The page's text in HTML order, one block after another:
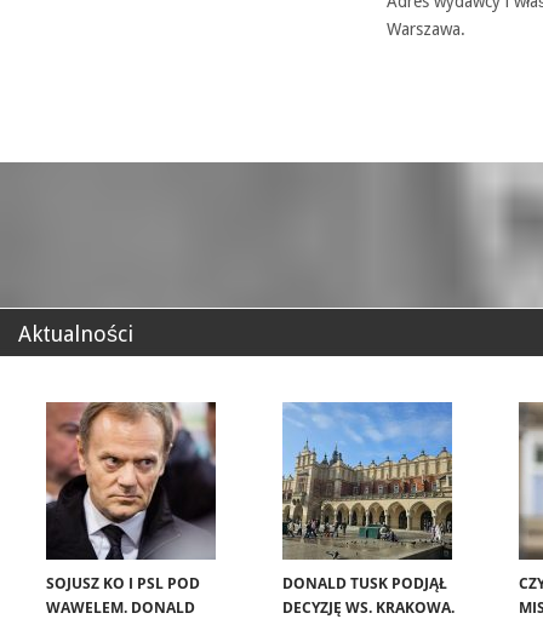
Warszawa.
Aktualności
SOJUSZ KO I PSL POD
WAWELEM. DONALD
DONALD TUSK PODJĄŁ
DECYZJĘ WS. KRAKOWA.